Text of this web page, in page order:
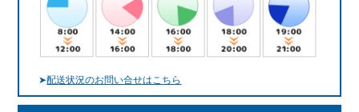
➤配送状況のお問い合せはこちら